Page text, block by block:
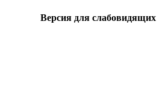
Версия для слабовидящих